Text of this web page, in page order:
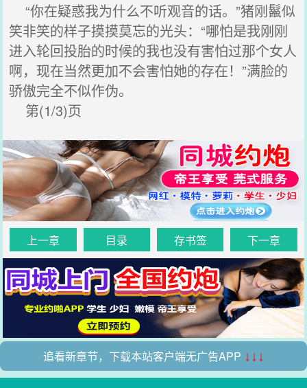
“你在疑惑我为什么不听观音的话。”猪刚鬣似
笑非笑的样子摸摸莫忘的光头：“哪怕是我刚刚
进入轮回投胎的时候的我也没有害怕过那个女人
啊，现在当然更加不会害怕她的存在！”满脸的
骄傲完全不似作伪。
第(1/3)页
上一章 目录 存书签 下一章
追看新章节，下载本站客户端无广告APP ↓↓↓